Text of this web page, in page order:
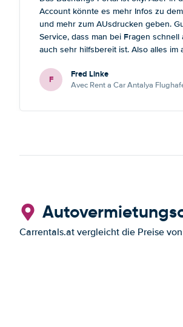
Account könnte es mehr Infos zu
und mehr zum AUsdrucken geben.
Service, dass man bei Fragen schnell
auch sehr hilfsbereit ist. Also alles im
Mietautovermittler auch für künftige
abgespeichert.
F Fred Linke
Avec Rent a Car Antalya
Carrentals.at vergleicht die Preise